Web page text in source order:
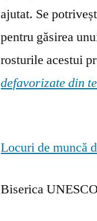
ajutat. Se
pentru găsirea
rosturile acestui
defavorizate din
Locuri de muncă
Biserica UNESCO